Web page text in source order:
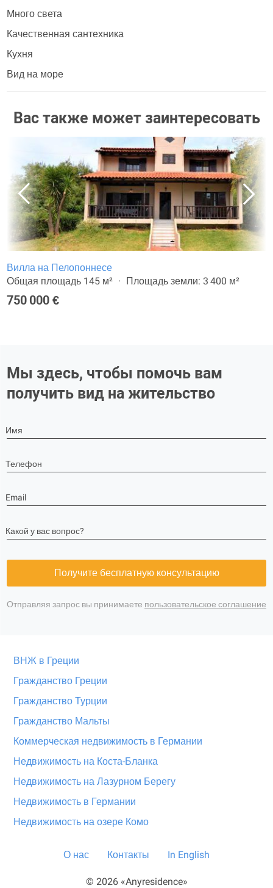
Много света
Качественная сантехника
Кухня
Вид на море
Вас также может заинтересовать
Вилла на Пелопоннесе
Общая площадь 145 м²
Площадь земли: 3 400 м²
750 000 €
Мы здесь, чтобы помочь вам
получить вид на жительство
Имя
Телефон
Email
Какой у вас вопрос?
Получите бесплатную консультацию
Отправляя запрос вы принимаете пользовательское соглашение
ВНЖ в Греции
Гражданство Греции
Гражданство Турции
Гражданство Мальты
Коммерческая недвижимость в Германии
Недвижимость на Коста-Бланка
Недвижимость на Лазурном Берегу
Недвижимость в Германии
Недвижимость на озере Комо
О нас Контакты In English
© 2026 «Anyresidence»